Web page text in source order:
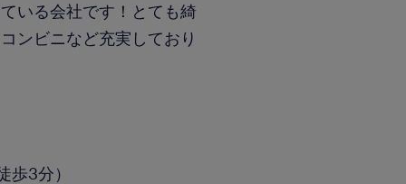
いる会社です！とても綺
ンビニなど充実しており
歩3分）